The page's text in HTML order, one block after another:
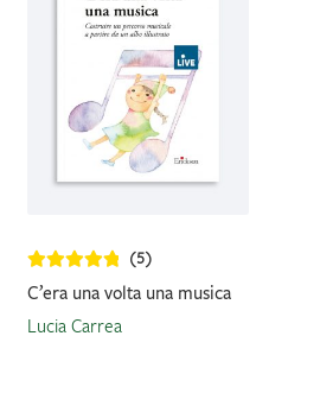
(5)
C’era una volta una musica
Lucia Carrea